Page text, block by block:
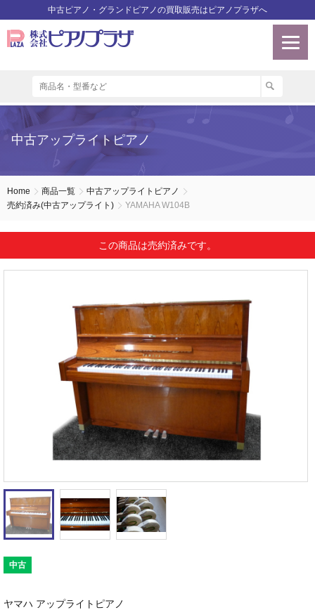
中古ピアノ・グランドピアノの買取販売はピアノプラザへ
中古アップライトピアノ
Home 商品一覧
中古アップライトピアノ
売約済み(中古アップライト)
YAMAHA W104B
この商品は売約済みです。
中古
ヤマハ アップライトピアノ